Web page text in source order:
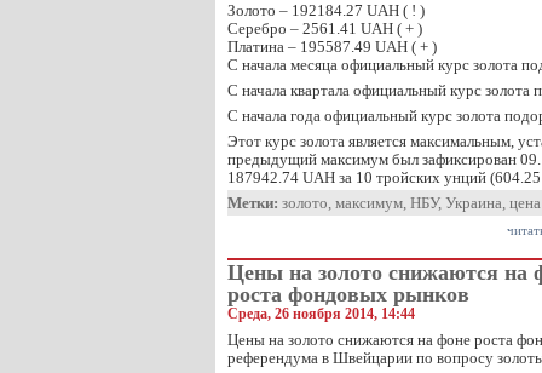
Золото – 192184.27 UAH ( ! )
Серебро – 2561.41 UAH ( + )
Платина – 195587.49 UAH ( + )
С начала месяца официальный курс золота
С начала квартала официальный курс золота
С начала года официальный курс золота
Этот курс золота является максимальным,
предыдущий максимум был зафиксирован
187942.74 UAH за 10 тройских унций
Метки: золото, максимум, НБУ, Украина, цена
Цены на золото снижаются на
роста фондовых рынков
Среда, 26 ноября 2014, 14:44
Цены на золото снижаются на фоне роста
референдума в Швейцарии по вопросу